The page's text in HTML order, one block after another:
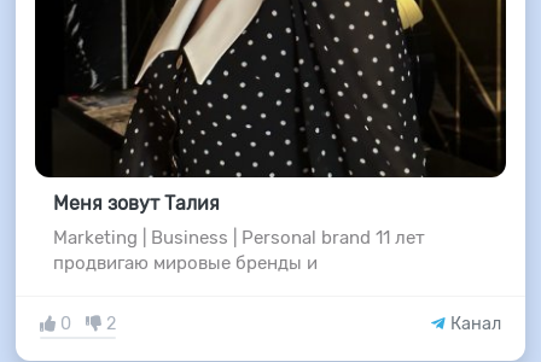
Меня зовут Талия
Marketing | Business | Personal brand 11 лет
продвигаю мировые бренды и
0 2 Канал